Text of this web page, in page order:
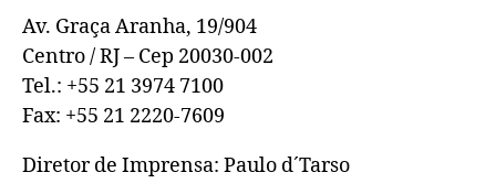
Av. Graça Aranha, 19/904
Centro / RJ – Cep 20030-002
Tel.: +55 21 3974 7100
Fax: +55 21 2220-7609
Diretor de Imprensa: Paulo d´Tarso